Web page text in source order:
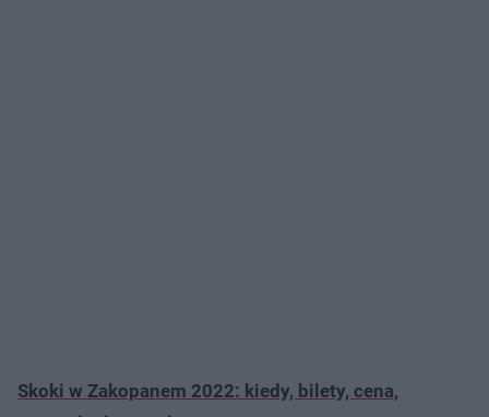
Skoki w Zakopanem 2022: kiedy, bilety, cena,